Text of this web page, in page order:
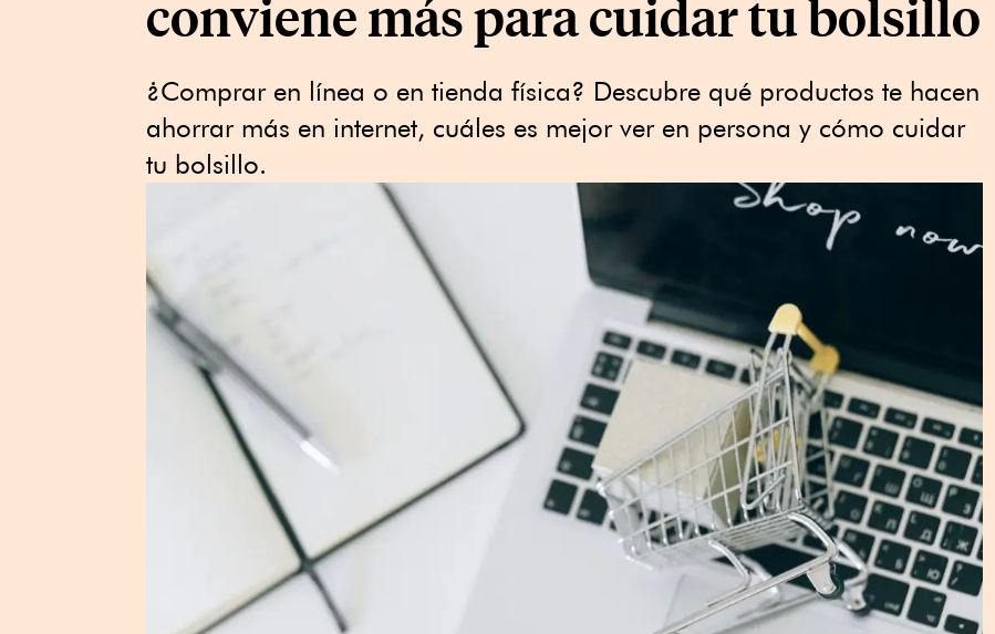
conviene más para cuidar tu bolsillo
¿Comprar en línea o en tienda física? Descubre qué productos te hacen
ahorrar más en internet, cuáles es mejor ver en persona y cómo cuidar
tu bolsillo.